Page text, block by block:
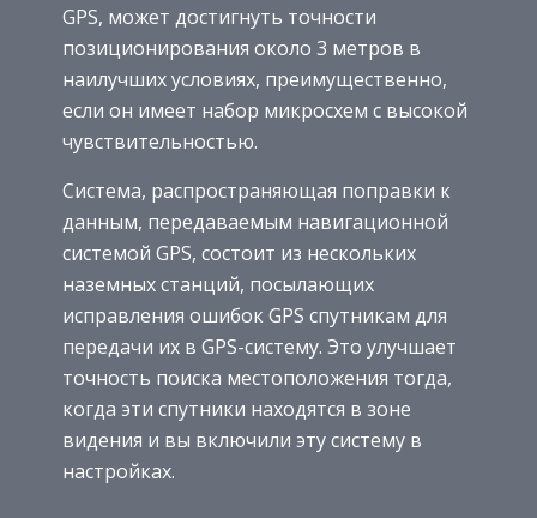
GPS, может достигнуть точности
позиционирования около 3 метров в
наилучших условиях, преимущественно,
если он имеет набор микросхем с высокой
чувствительностью.
Система, распространяющая поправки к
данным, передаваемым навигационной
системой GPS, состоит из нескольких
наземных станций, посылающих
исправления ошибок GPS спутникам для
передачи их в GPS-систему. Это улучшает
точность поиска местоположения тогда,
когда эти спутники находятся в зоне
видения и вы включили эту систему в
настройках.